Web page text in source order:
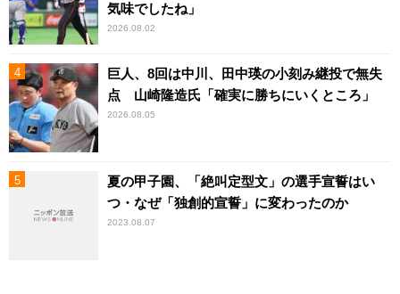
気味でしたね」
2026.08.02
巨人、8回は中川、田中瑛の小刻み継投で無失
点 山崎隆造氏「確実に勝ちにいくところ」
2026.08.05
夏の甲子園、「絶叫定型文」の選手宣誓はい
つ・なぜ「独創的宣誓」に変わったのか
2023.08.07